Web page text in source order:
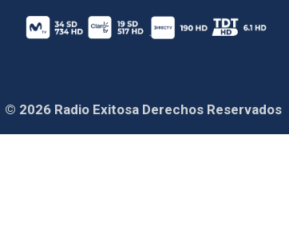
© 2026 Radio Exitosa Derechos Reservados